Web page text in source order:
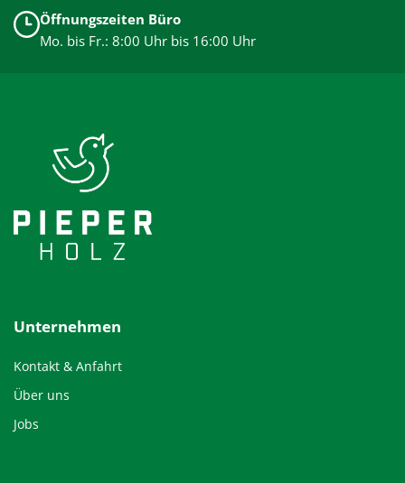
Öffnungszeiten Büro
Mo. bis Fr.: 8:00 Uhr bis 16:00 Uhr
Unternehmen
Kontakt & Anfahrt
Über uns
Jobs